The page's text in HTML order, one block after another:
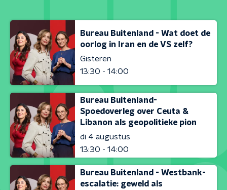
Bureau Buitenland - Wat doet de
oorlog in Iran en de VS zelf?
Gisteren
13:30 - 14:00
Bureau Buitenland-
Spoedoverleg over Ceuta &
Libanon als geopolitieke pion
di 4 augustus
13:30 - 14:00
Bureau Buitenland - Westbank-
escalatie: geweld als